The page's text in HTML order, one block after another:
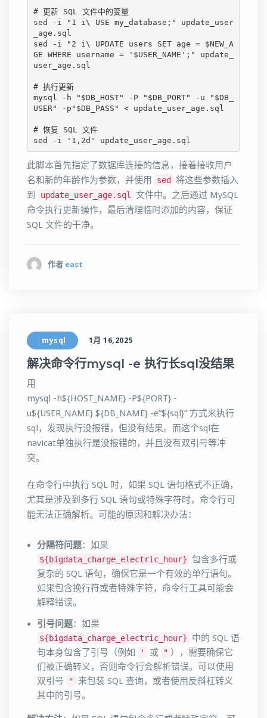
# 更新 SQL 文件中的变量
sed -i "1 i\ USE my_database;" update_user
_age.sql
sed -i "2 i\ UPDATE users SET age = $NEW_A
GE WHERE username = '$USER_NAME';" update_
user_age.sql
# 执行更新
mysql -h "$DB_HOST" -P "$DB_PORT" -u "$DB_
USER" -p"$DB_PASS" < update_user_age.sql
# 恢复 SQL 文件
sed -i '1,2d' update_user_age.sql
此脚本首先指定了数据库连接的信息，接着接收用户
名和新的年龄作为参数，并使用
sed
将这些参数插入
到
update_user_age.sql
文件中。之后通过 MySQL
命令执行更新操作，最后清理临时添加的内容，保证
SQL 文件的干净。
作者 east
mysql 1月 16,2025
解决命令行mysql -e 执行长sql没结果
用
mysql -h${HOST_NAME} -P${PORT} -
u${USER_NAME} ${DB_NAME} -e”${sql}” 方式来执行
sql，发现执行没报错，但没有结果。而这个sql在
navicat单独执行是没报错的，并且没有双引号等冲
突。
在命令行中执行 SQL 时，如果 SQL 语句格式不正确，
尤其是涉及到多行 SQL 语句或特殊字符时，命令行可
能无法正确解析。可能的原因和解决办法：
分隔符问题：如果
${bigdata_charge_electric_hour} 包含多行或
复杂的 SQL 语句，确保它是一个有效的单行语句。
如果包含换行符或者特殊字符，命令行工具可能会
解释错误。
引号问题：如果
${bigdata_charge_electric_hour}
中的 SQL 语
句本身包含了引号（例如
' 或 " ），需要确保它
们被正确转义，否则命令行会解析错误。可以使用
双引号
"
来包装 SQL 查询，或者使用反斜杠转义
其中的引号。